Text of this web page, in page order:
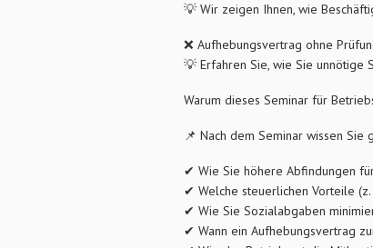
💡 Wir zeigen Ihnen, wie
❌ Aufhebungsvertrag ohne
💡 Erfahren Sie, wie Sie unnötige
Warum dieses Seminar für
📌 Nach dem Seminar wissen Sie
✔ Wie Sie höhere Abfindungen
✔ Welche steuerlichen Vorteile
✔ Wie Sie Sozialabgaben
✔ Wann ein Aufhebungsvertrag